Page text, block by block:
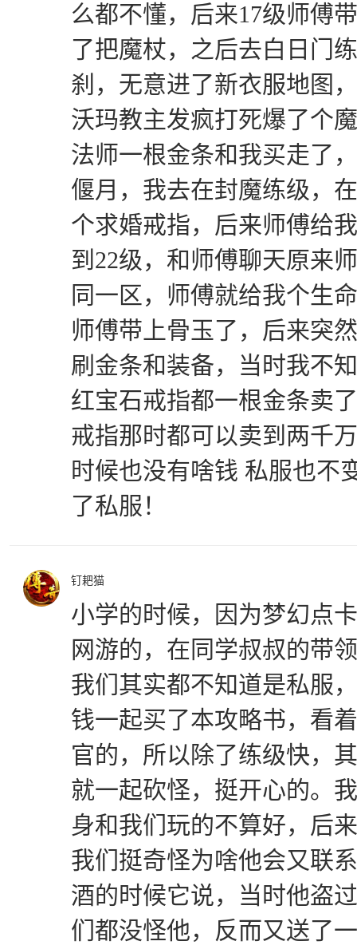
么都不懂，后来17级师傅
了把魔杖，之后去白日门
刹，无意进了新衣服地图
沃玛教主发疯打死爆了个
法师一根金条和我买走了
偃月，我去在封魔练级，
个求婚戒指，后来师傅给
到22级，和师傅聊天原来
同一区，师傅就给我个生
师傅带上骨玉了，后来突
刷金条和装备，当时我不
红宝石戒指都一根金条卖
戒指那时都可以卖到两千
时候也没有啥钱 私服也不
了私服！
钉耙猫
小学的时候，因为梦幻点
网游的，在同学叔叔的带
我们其实都不知道是私服
钱一起买了本攻略书，看
官的，所以除了练级快，
就一起砍怪，挺开心的。
身和我们玩的不算好，后
我们挺奇怪为啥他会又联
酒的时候它说，当时他盗
们都没怪他，反而又送了